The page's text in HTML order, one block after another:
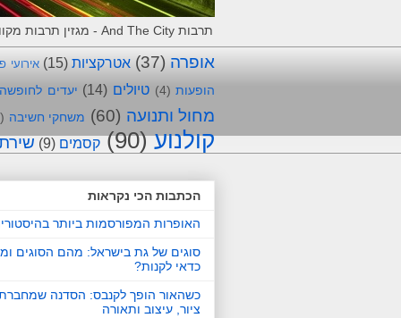
תרבות And The City - מגזין תרבות מקוון, המלצות וחוויות מאירועי תרבות. מביאים את התרבות לרשת !
אופרה (37) אטרקציות (15) אירועי
הופעות (4) טיולים (14) יעדים לחופשה
מחול ותנועה (60) משחקי חשיבה
קולנוע (90) קסמים (9)
הכתבות הכי נקראות
האופרות המפורסמות ביותר
סוגים של גת בישראל: מהם הסוגים
כדאי לקנות?
כשהאור הופך לקנבס: הסדנה שמחברת
ציור, עיצוב ותאורה